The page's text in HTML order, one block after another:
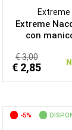
Extreme
Extreme
con
€ 3,00
€ 2,85
-5%